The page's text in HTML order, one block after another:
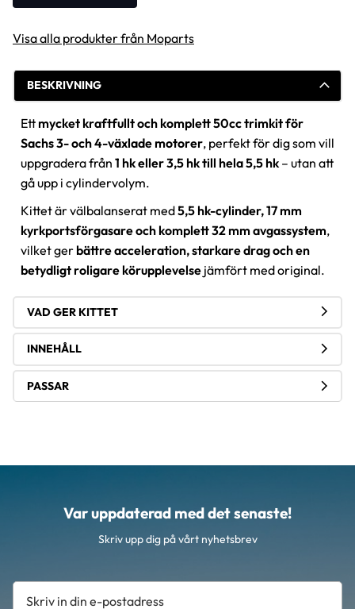
Visa alla produkter från Moparts
BESKRIVNING
Ett mycket kraftfullt och komplett 50cc trimkit för
Sachs 3- och 4-växlade motorer, perfekt för dig som vill
uppgradera från 1 hk eller 3,5 hk till hela 5,5 hk – utan att
gå upp i cylindervolym.
Kittet är välbalanserat med5,5 hk-cylinder, 17 mm
kyrkportsförgasare och komplett 32 mm avgassystem,
vilket ger bättre acceleration, starkare drag och en
betydligt roligare körupplevelse jämfört med original.
VAD GER KITTET
INNEHÅLL
PASSAR
Var uppdaterad med det senaste!
Skriv upp dig på vårt nyhetsbrev